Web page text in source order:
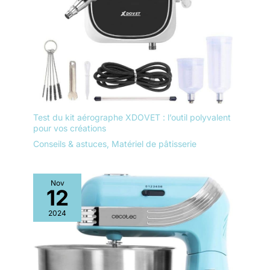
Test du kit aérographe XDOVET : l’outil polyvalent
pour vos créations
Conseils & astuces Matériel de pâtisserie
Nov
12
2024